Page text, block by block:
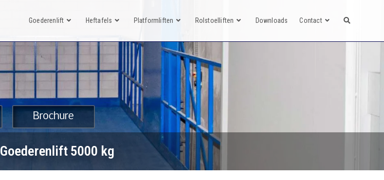
Goederenlift Heftafels Platformliften Rolstoelliften Downloads Contact
Brochure
Goederenlift 5000 kg